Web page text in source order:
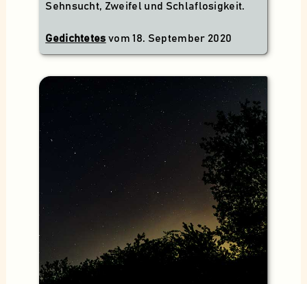
Sehnsucht, Zweifel und Schlaflosigkeit.
Gedichtetes vom18. September 2020